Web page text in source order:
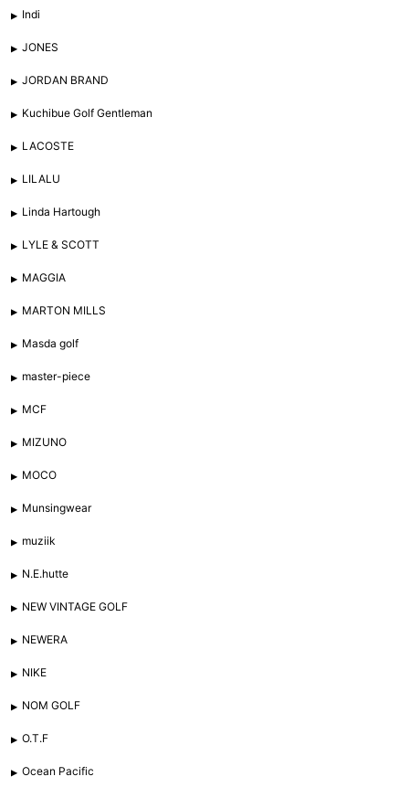
Indi
JONES
JORDAN BRAND
Kuchibue Golf Gentleman
LACOSTE
LILALU
Linda Hartough
LYLE & SCOTT
MAGGIA
MARTON MILLS
Masda golf
master-piece
MCF
MIZUNO
MOCO
Munsingwear
muziik
N.E.hutte
NEW VINTAGE GOLF
NEWERA
NIKE
NOM GOLF
O.T.F
Ocean Pacific